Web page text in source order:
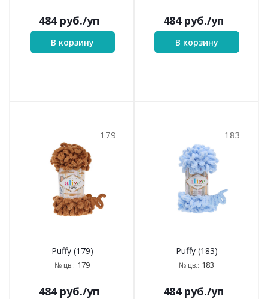
484руб./уп
В корзину
484руб./уп
В корзину
179
Puffy (179)
№ цв.: 179
484руб./уп
183
Puffy (183)
№ цв.: 183
484руб./уп